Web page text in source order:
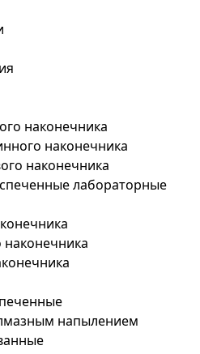
наконечника
наконечника
наконечника
лабораторные
напылением